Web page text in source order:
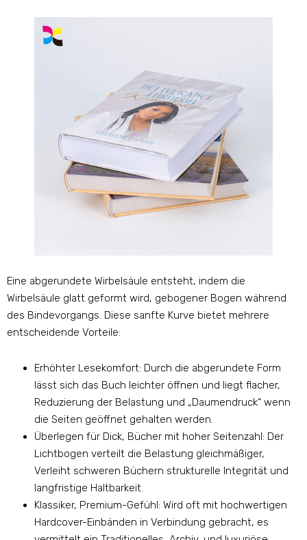
Eine abgerundete Wirbelsäule entsteht, indem die
Wirbelsäule glatt geformt wird, gebogener Bogen während
des Bindevorgangs. Diese sanfte Kurve bietet mehrere
entscheidende Vorteile:
Erhöhter Lesekomfort: Durch die abgerundete Form
lässt sich das Buch leichter öffnen und liegt flacher,
Reduzierung der Belastung und „Daumendruck“ wenn
die Seiten geöffnet gehalten werden.
Überlegen für Dick, Bücher mit hoher Seitenzahl: Der
Lichtbogen verteilt die Belastung gleichmäßiger,
Verleiht schweren Büchern strukturelle Integrität und
langfristige Haltbarkeit.
Klassiker, Premium-Gefühl: Wird oft mit hochwertigen
Hardcover-Einbänden in Verbindung gebracht, es